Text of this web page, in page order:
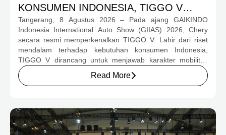
KONSUMEN INDONESIA, TIGGO V
RESMI DIPERKENALKAN DI GIIAS 2026
SEBAGAI DEBUT PERTAMA DI LUAR
CHINA
Tangerang, 8 Agustus 2026 – Pada ajang GAIKINDO
Indonesia International Auto Show (GIIAS) 2026, Chery
secara resmi memperkenalkan TIGGO V. Lahir dari riset
mendalam terhadap kebutuhan konsumen Indonesia,
TIGGO V dirancang untuk menjawab karakter mobilitas
masyarakat Indonesia yang membutuhkan kendaraan
tangguh, lapang, nyaman, efisien, dan fleksibel. Inilah
ketangguhan SUV, kelapangan MPV tujuh penumpang,
dan fleksibilitas kendaraan utilitas bergaya double cab
dalam satu produk
Read More